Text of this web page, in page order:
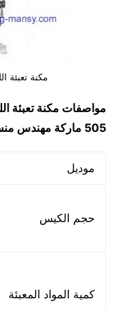
مكنة تعبئة
مواصفات مكنة تعبئة
505 ماركة مهندس منسي لحام ثلاثي و لحام رباعي
موديل
حجم الكيس
كمية المواد المعبئة